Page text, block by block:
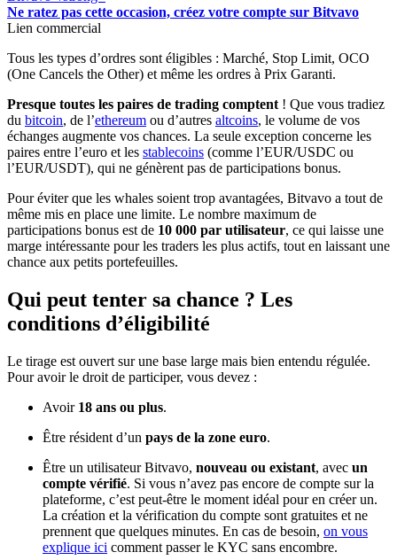
Ne ratez pas cette occasion, créez votre compte sur Bitvavo
Lien commercial
Tous les types d’ordres sont éligibles : Marché, Stop Limit, OCO
(One Cancels the Other) et même les ordres à Prix Garanti.
Presque toutes les paires de trading comptent! Que vous tradiez
du bitcoin, de l’ethereum ou d’autres altcoins, le volume de vos
échanges augmente vos chances. La seule exception concerne les
paires entre l’euro et les stablecoins (comme l’EUR/USDC ou
l’EUR/USDT), qui ne génèrent pas de participations bonus.
Pour éviter que les whales soient trop avantagées, Bitvavo a tout de
même mis en place une limite. Le nombre maximum de
participations bonus est de 10 000 par utilisateur, ce qui laisse une
marge intéressante pour les traders les plus actifs, tout en laissant une
chance aux petits portefeuilles.
Qui peut tenter sa chance ? Les
conditions d’éligibilité
Le tirage est ouvert sur une base large mais bien entendu régulée.
Pour avoir le droit de participer, vous devez :
Avoir 18 ans ou plus.
Être résident d’un pays de la zone euro.
Être un utilisateur Bitvavo, nouveau ou existant, avec un
compte vérifié. Si vous n’avez pas encore de compte sur la
plateforme, c’est peut-être le moment idéal pour en créer un.
La création et la vérification du compte sont gratuites et ne
prennent que quelques minutes. En cas de besoin, on vous
explique ici comment passer le KYC sans encombre.